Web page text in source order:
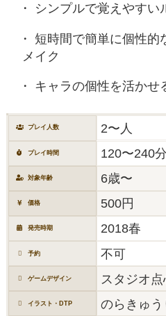
シンプルで覚えやすい
短時間で簡単に個性的
メイク
キャラの個性を活かせ
プレイ人数 2〜人
プレイ時間 120〜240分
対象年齢 6歳〜
価格 500円
発売時期 2018春
予約 不可
ゲームデザイン スタジオ
イラスト・DTP のらきゅう